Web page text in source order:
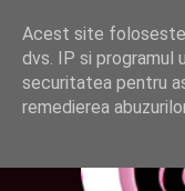
Acest site foloseste
dvs. IP si programul
securitatea pentru
remedierea